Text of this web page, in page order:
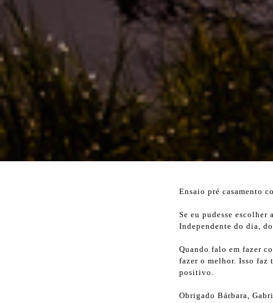
Ensaio pré casamento
Se eu pudesse
Independente do dia,
Quando falo em fazer
fazer o melhor. Isso faz
positivo.
Obrigado Bárbara,